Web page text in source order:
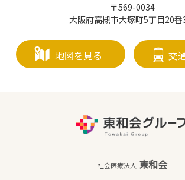
〒569-0034
大阪府高槻市大塚町5丁目20番
地図を見る 交
社会医療法人 東和会